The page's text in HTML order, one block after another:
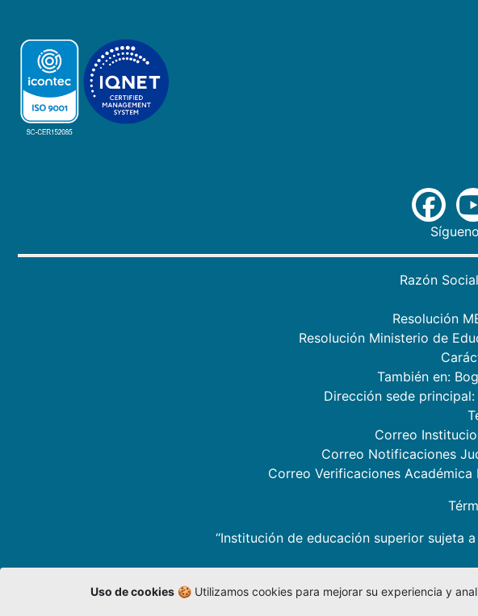
Razón
Resolución
Resolución Ministerio de
También en:
Dirección sede
Correo
Correo Notificaciones
Correo Verificaciones
“Institución de educación superior sujeta
Uso de cookies 🍪 Utilizamos cookies para mejorar su experiencia y